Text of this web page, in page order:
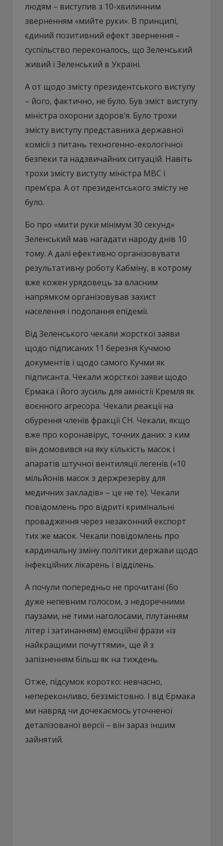
людям – виступив з 10-хвилинним
зверненням «мийте руки». В принципі,
єдиний позитивний ефект звернення –
суспільство переконалось, що Зеленський
живий і Зеленський в Україні.
А от щодо змісту президентського виступу
– його, фактично, не було. Був зміст виступу
міністра охорони здоров’я. Було трохи
змісту виступу представника державної
комісії з питань техногенно-екологічної
безпеки та надзвичайних ситуацій. Навіть
трохи змісту виступу міністра МВС і
прем’єра. А от президентського змісту не
було.
Бо про «мити руки мінімум 30 секунд»
Зеленський мав нагадати народу днів 10
тому. А далі ефективно організовувати
результативну роботу Кабміну, в котрому
вже кожен урядовець за власним
напрямком організовував захист
населення і подолання епідемії.
Від Зеленського чекали жорсткої заяви
щодо підписаних 11 березня Кучмою
документів і щодо самого Кучми як
підписанта. Чекали жорсткої заяви щодо
Єрмака і його зусиль для амністії Кремля як
воєнного агресора. Чекали реакції на
обурення членів фракції СН. Чекали, якщо
вже про коронавірус, точних даних: з ким
він домовився на яку кількість масок і
апаратів штучної вентиляції легенів («10
мільйонів масок з держрезерву для
медичних закладів» – це не те). Чекали
повідомлень про відриті кримінальні
провадження через незаконний експорт
тих же масок. Чекали повідомлень про
кардинальну зміну політики держави щодо
інфекційних лікарень і відділень.
А почули попередньо не прочитані (бо
дуже непевним голосом, з недоречними
паузами, не тими наголосами, плутанням
літер і затинанням) емоційні фрази «із
найкращими почуттями», ще й з
запізненням більш як на тиждень.
Отже, підсумок коротко: невчасно,
непереконливо, беззмістовно. І від Єрмака
ми навряд чи дочекаємось уточненої
деталізованої версії – він зараз іншим
зайнятий.